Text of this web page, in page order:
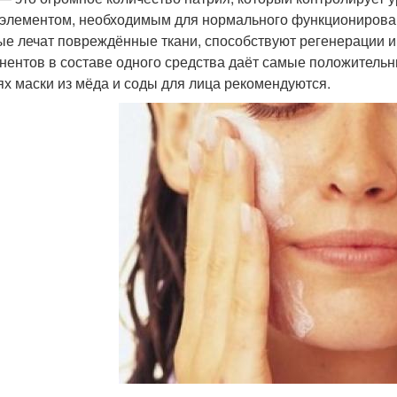
необходимым для нормального
лечат повреждённые ткани, способствуют регенерации
в составе одного средства даёт самые
маски из мёда и соды для лица рекомендуются.